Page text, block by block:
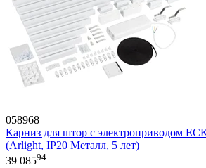
058968
Карниз для штор с электроприводом
(Arlight, IP20 Металл, 5 лет)
39 08594